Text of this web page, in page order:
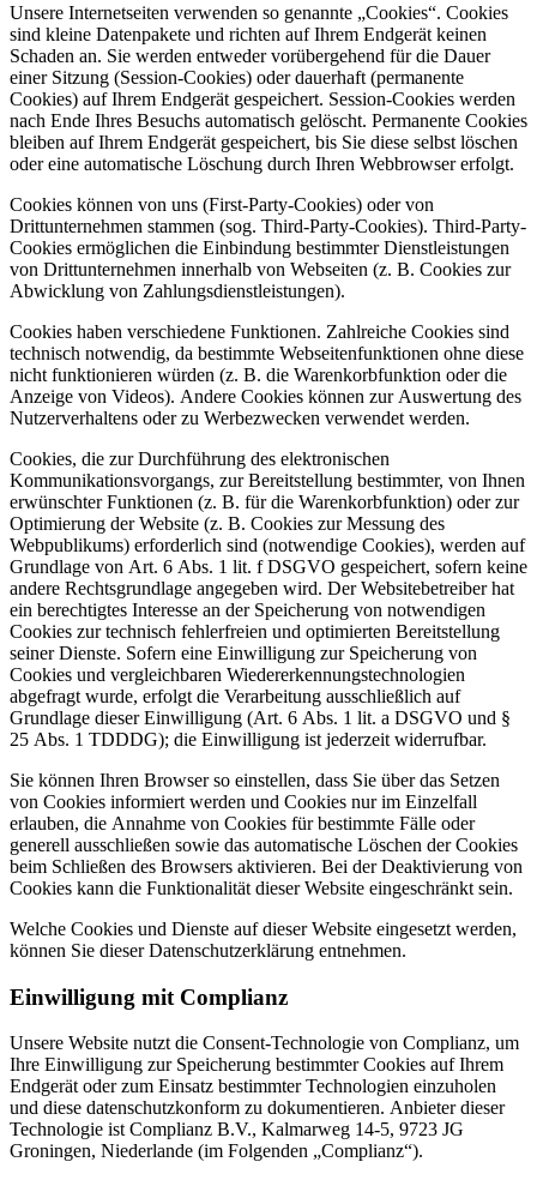
Unsere Internetseiten verwenden so genannte „Cookies“. Cookies
sind kleine Datenpakete und richten auf Ihrem Endgerät keinen
Schaden an. Sie werden entweder vorübergehend für die Dauer
einer Sitzung (Session-Cookies) oder dauerhaft (permanente
Cookies) auf Ihrem Endgerät gespeichert. Session-Cookies werden
nach Ende Ihres Besuchs automatisch gelöscht. Permanente Cookies
bleiben auf Ihrem Endgerät gespeichert, bis Sie diese selbst löschen
oder eine automatische Löschung durch Ihren Webbrowser erfolgt.
Cookies können von uns (First-Party-Cookies) oder von
Drittunternehmen stammen (sog. Third-Party-Cookies). Third-Party-
Cookies ermöglichen die Einbindung bestimmter Dienstleistungen
von Drittunternehmen innerhalb von Webseiten (z. B. Cookies zur
Abwicklung von Zahlungsdienstleistungen).
Cookies haben verschiedene Funktionen. Zahlreiche Cookies sind
technisch notwendig, da bestimmte Webseitenfunktionen ohne diese
nicht funktionieren würden (z. B. die Warenkorbfunktion oder die
Anzeige von Videos). Andere Cookies können zur Auswertung des
Nutzerverhaltens oder zu Werbezwecken verwendet werden.
Cookies, die zur Durchführung des elektronischen
Kommunikationsvorgangs, zur Bereitstellung bestimmter, von Ihnen
erwünschter Funktionen (z. B. für die Warenkorbfunktion) oder zur
Optimierung der Website (z. B. Cookies zur Messung des
Webpublikums) erforderlich sind (notwendige Cookies), werden auf
Grundlage von Art. 6 Abs. 1 lit. f DSGVO gespeichert, sofern keine
andere Rechtsgrundlage angegeben wird. Der Websitebetreiber hat
ein berechtigtes Interesse an der Speicherung von notwendigen
Cookies zur technisch fehlerfreien und optimierten Bereitstellung
seiner Dienste. Sofern eine Einwilligung zur Speicherung von
Cookies und vergleichbaren Wiedererkennungstechnologien
abgefragt wurde, erfolgt die Verarbeitung ausschließlich auf
Grundlage dieser Einwilligung (Art. 6 Abs. 1 lit. a DSGVO und §
25 Abs. 1 TDDDG); die Einwilligung ist jederzeit widerrufbar.
Sie können Ihren Browser so einstellen, dass Sie über das Setzen
von Cookies informiert werden und Cookies nur im Einzelfall
erlauben, die Annahme von Cookies für bestimmte Fälle oder
generell ausschließen sowie das automatische Löschen der Cookies
beim Schließen des Browsers aktivieren. Bei der Deaktivierung von
Cookies kann die Funktionalität dieser Website eingeschränkt sein.
Welche Cookies und Dienste auf dieser Website eingesetzt werden,
können Sie dieser Datenschutzerklärung entnehmen.
Einwilligung mit Complianz
Unsere Website nutzt die Consent-Technologie von Complianz, um
Ihre Einwilligung zur Speicherung bestimmter Cookies auf Ihrem
Endgerät oder zum Einsatz bestimmter Technologien einzuholen
und diese datenschutzkonform zu dokumentieren. Anbieter dieser
Technologie ist Complianz B.V., Kalmarweg 14-5, 9723 JG
Groningen, Niederlande (im Folgenden „Complianz“).